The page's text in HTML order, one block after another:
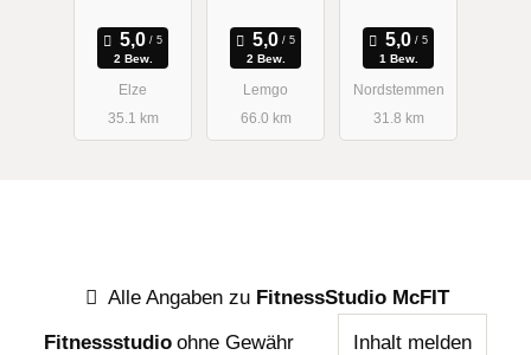
2 Bew.
Elze
35.1 km
2 Bew.
Lemgo
66.0 km
1 Bew.
Nordstemmen
31.8 km
Alle Angaben zu FitnessStudio McFIT
Fitnessstudio ohne Gewähr Inhalt melden